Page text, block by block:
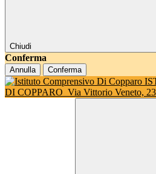
Chiudi
Conferma
Annulla Conferma
DI COPPARO Via Vittorio Veneto, 23